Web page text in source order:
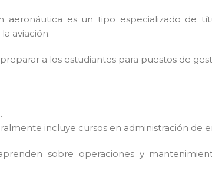
aeronáutica es un tipo especializado de
aviación.
a los estudiantes para puestos de
incluye cursos en administración de
sobre operaciones y